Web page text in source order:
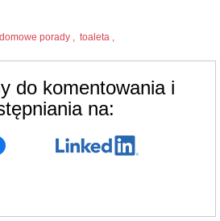
domowe porady , toaleta ,
do komentowania i
na: